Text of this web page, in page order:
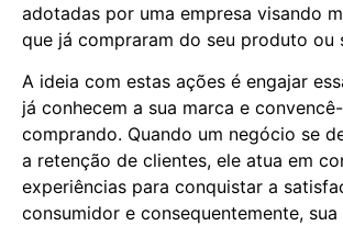
adotadas por uma empresa visando
que já compraram do seu produto ou
A ideia com estas ações é engajar
já conhecem a sua marca e
comprando. Quando um negócio se
a retenção de clientes, ele atua em
experiências para conquistar a
consumidor e consequentemente,